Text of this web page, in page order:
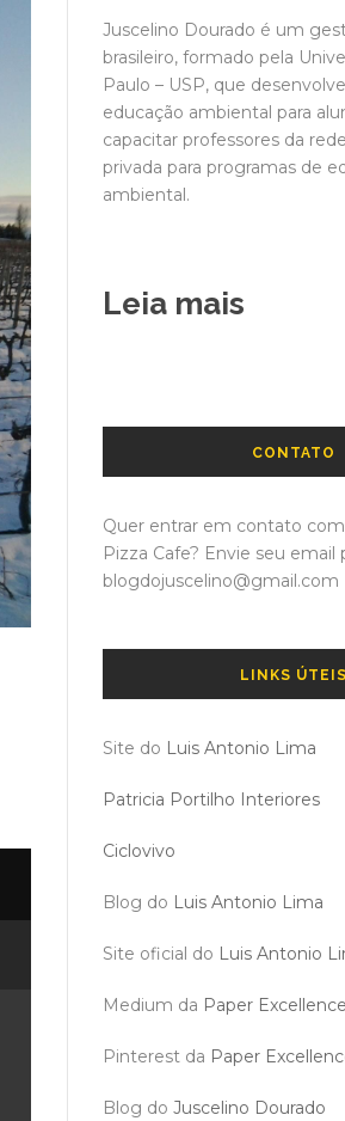
Juscelino Dourado é um
brasileiro, formado pela
Paulo – USP, que
educação ambiental para
capacitar professores da
privada para programas de
ambiental.
Leia mais
CONTATO
Quer entrar em contato
Pizza Cafe? Envie seu email
blogdojuscelino@gmail.com
LINKS ÚTEIS
Site do Luis Antonio Lima
Patricia Portilho Interiores
Ciclovivo
Blog do Luis Antonio Lima
Site oficial do Luis Antonio
Medium da Paper Excellence
Pinterest da Paper
Blog doJuscelino Dourado